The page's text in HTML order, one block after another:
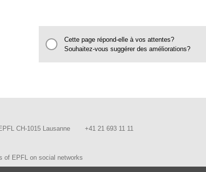
Cette page répond-elle à vos attentes?
Souhaitez-vous suggérer des améliorations?
CH-1015 Lausanne +41 21 693 11 11
of EPFL on social networks